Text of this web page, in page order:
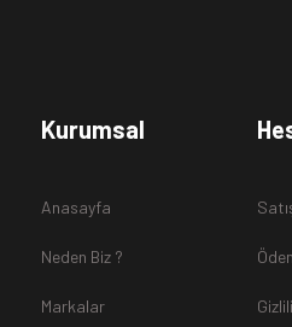
sitesinden almış
Kurumsal
Anasayfa
Neden Biz ?
Markalar